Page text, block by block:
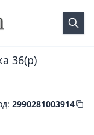
36(р)
: 2990281003914